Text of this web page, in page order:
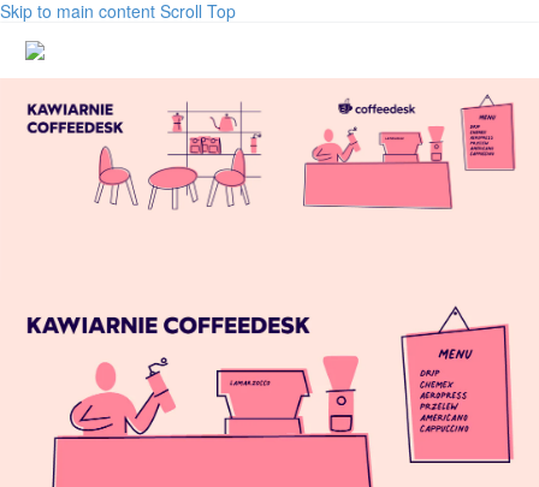
Skip to main content Scroll Top